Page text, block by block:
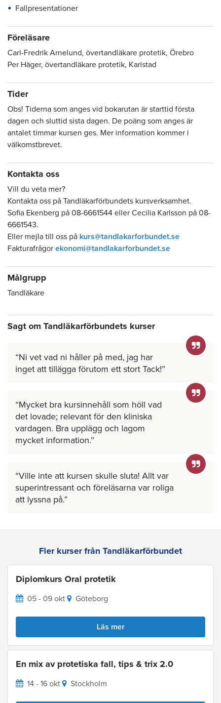
Fallpresentationer
Föreläsare
Carl-Fredrik Arnelund, övertandläkare protetik, Örebro
Per Häger, övertandläkare protetik, Karlstad
Tider
Obs! Tiderna som anges vid bokarutan är starttid första
dagen och sluttid sista dagen. De poäng som anges är
antalet timmar kursen ges. Mer information kommer i
välkomstbrevet.
Kontakta oss
Vill du veta mer?
Kontakta oss på Tandläkarförbundets kursverksamhet.
Sofia Ekenberg på 08-6661544 eller Cecilia Karlsson på 08-
6661543.
Eller mejla till oss på kurs@tandlakarforbundet.se
Fakturafrågor ekonomi@tandlakarforbundet.se
Målgrupp
Tandläkare
Sagt om Tandläkarförbundets kurser
Ni vet vad ni håller på med, jag har
inget att tillägga förutom ett stort Tack!
Mycket bra kursinnehåll som höll vad
det lovade; relevant för den kliniska
vardagen. Bra upplägg och lagom
mycket information.
Ville inte att kursen skulle sluta! Allt var
superintressant och föreläsarna var roliga
att lyssna på.
Fler kurser från Tandläkarförbundet
Diplomkurs Oral protetik
05 - 09 okt Göteborg
Läs mer
En mix av protetiska fall, tips & trix 2.0
14 - 16 okt Stockholm